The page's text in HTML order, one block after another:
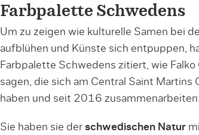
Farbpalette Schwedens
Um zu zeigen wie kulturelle Samen bei
aufblühen und Künste sich entpuppen,
Farbpalette Schwedens zitiert, wie
sagen, die sich am Central Saint Martins
haben und seit 2016 zusammenarbeiten.
Sie haben sie der schwedischen Natur